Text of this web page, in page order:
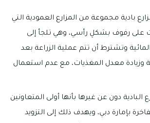
بادية مجموعة من المزارع العمودية التي
على رفوف بشكلِ رأسي، وهي تلجأ إلى
وتشترط أن تتم عملية الزراعة بعد
وزيادة معدل المغذيات، مع عدم استعمال
البادية دون عن غيرها بأنها أولى المتعاونين
بإمارة دبي، ويهدف ذلك إلى التزويد